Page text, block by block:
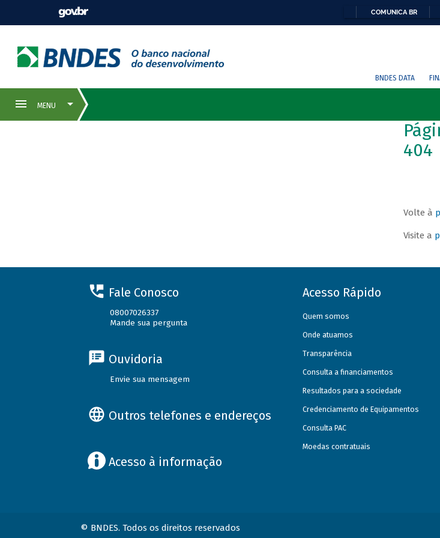
COMUNICA BR
BNDES DATA
404
Volte à
Visite a
Fale Conosco
08007026337
Mande sua pergunta
Ouvidoria
Envie sua mensagem
Outros telefones e endereços
Acesso à informação
Acesso Rápido
Quem somos
Onde atuamos
Transparência
Consulta a financiamentos
Resultados para a sociedade
Credenciamento de Equipamentos
Consulta PAC
Moedas contratuais
© BNDES. Todos os direitos reservados